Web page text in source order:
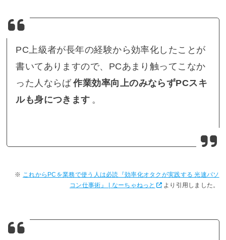
PC上級者が長年の経験から効率化したことが
書いてありますので、PCあまり触ってこなか
った人ならば作業効率向上のみならずPCスキ
ルも身につきます 。
これからPCを業務で使う人は必読『効率化オタクが実践する 光速パソ
コン仕事術』 | なーちゃねっと
より引用しました。